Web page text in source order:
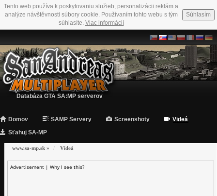
Tento web používa k poskytovaniu služieb, personalizácii reklám a
analýze návštěvnosti súbory cookie. Používaním tohto webu s tým
súhlasíte. Viac informácií
Súhlasím
Databáza GTA SA:MP serverov
Domov SAMP Servery Screenshoty
Videá
Sťahuj SA-MP
www.sa-mp.sk » Videá
Advertisement | Why I see this?